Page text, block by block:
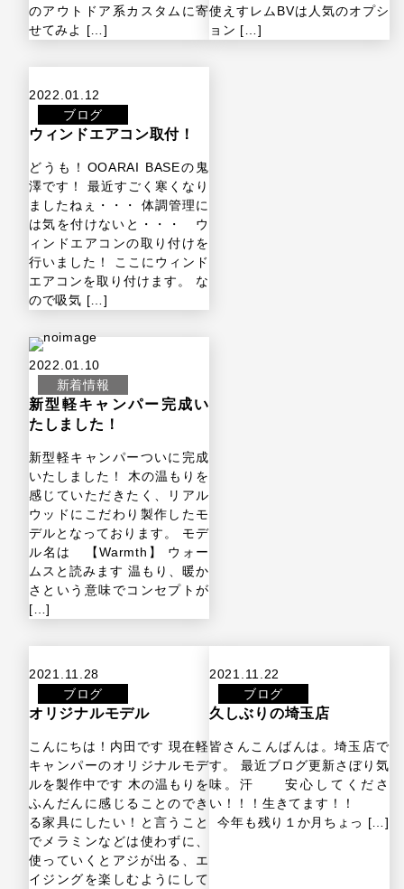
のアウトドア系カスタムに寄
せてみよ […]
使えすレムBVは人気のオプシ
ョン […]
2022.01.12
ブログ
ウィンドエアコン取付！
どうも！OOARAI BASEの鬼
澤です！ 最近すごく寒くなり
ましたねぇ・・・ 体調管理に
は気を付けないと・・・ ウ
ィンドエアコンの取り付けを
行いました！ ここにウィンド
エアコンを取り付けます。 な
ので吸気 […]
2022.01.10
新着情報
新型軽キャンパー完成い
たしました！
新型軽キャンパーついに完成
いたしました！ 木の温もりを
感じていただきたく、リアル
ウッドにこだわり製作したモ
デルとなっております。 モデ
ル名は 【Warmth】 ウォー
ムスと読みます 温もり、暖か
さという意味でコンセプトが
[…]
2021.11.28
ブログ
オリジナルモデル
こんにちは！内田です 現在軽
キャンパーのオリジナルモデ
ルを製作中です 木の温もりを
ふんだんに感じることのでき
る家具にしたい！と言うこと
でメラミンなどは使わずに、
使っていくとアジが出る、エ
イジングを楽しむようにして
2021.11.22
ブログ
久しぶりの埼玉店
皆さんこんばんは。埼玉店で
す。 最近ブログ更新さぼり気
味。汗 安心してくださ
い！！！生きてます！！
今年も残り１か月ちょっ […]